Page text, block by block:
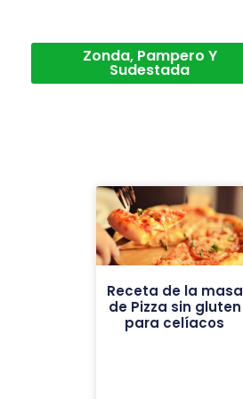
Zonda, Pampero Y
Sudestada
Receta de la masa
de Pizza sin gluten
para celíacos